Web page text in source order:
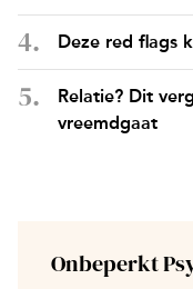
Deze red flags
Relatie? Dit
vreemdgaat
Onbeperkt